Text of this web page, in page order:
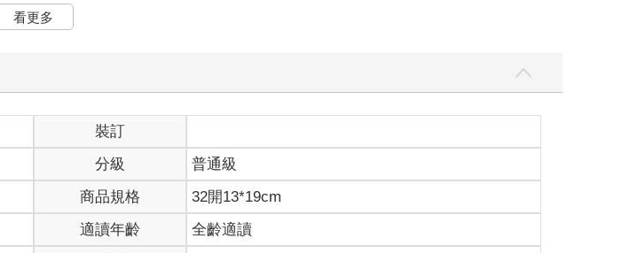
說得注意什麼，就是別波及他人。在路人眾多之處跳樓自殺的人，經常害死正好在下方的
看更多
裝訂
分級
普通級
商品規格
32開13*19cm
適讀年齡
全齡適讀